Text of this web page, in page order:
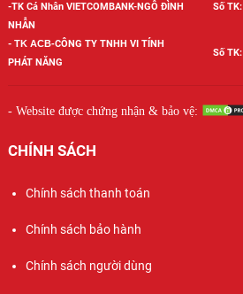
-TK Cá Nhân VIETCOMBANK-NGÔ ĐÌNH
NHẪN
Số TK:
- TK ACB-CÔNG TY TNHH VI TÍNH
PHÁT NĂNG
Số TK:
- Website được chứng nhận & bảo vệ:
CHÍNH SÁCH
Chính sách thanh toán
Chính sách bảo hành
Chính sách người dùng